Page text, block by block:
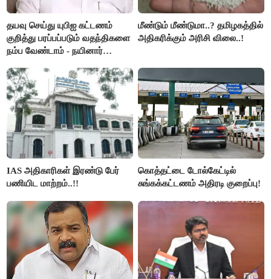
தயவு செய்து யுபிஐ கட்டணம்
குறித்து பரப்பப்படும் வதந்திகளை
நம்ப வேண்டாம் - நயினார்
மீண்டும் மீண்டுமா..? தமிழகத்தில்
அதிகரிக்கும் அரிசி விலை..!
IAS அதிகாரிகள் இரண்டு பேர்
பணியிட மாற்றம்..!!
கொத்தட்டை டோல்கேட்டில்
சுங்கக்கட்டணம் அதிரடி குறைப்பு!